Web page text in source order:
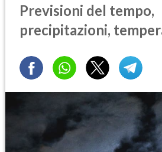
Previsioni del tempo,
precipitazioni,